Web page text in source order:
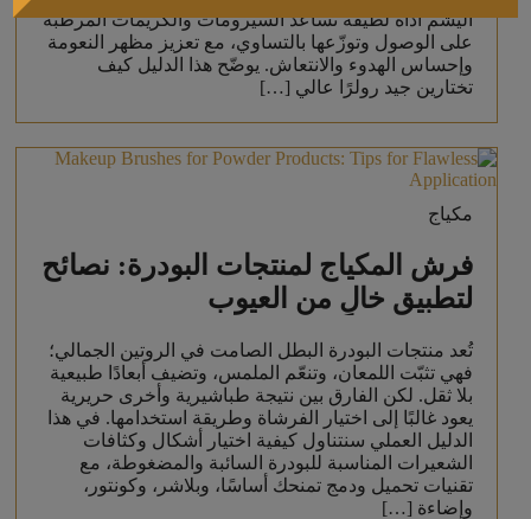
اليشم أداة لطيفة تساعد السيرومات والكريمات المرطبة
على الوصول وتوزّعها بالتساوي، مع تعزيز مظهر النعومة
وإحساس الهدوء والانتعاش. يوضّح هذا الدليل كيف
تختارين جيد رولرًا عالي […]
مكياج
فرش المكياج لمنتجات البودرة: نصائح
لتطبيق خالٍ من العيوب
تُعد منتجات البودرة البطل الصامت في الروتين الجمالي؛
فهي تثبّت اللمعان، وتنعّم الملمس، وتضيف أبعادًا طبيعية
بلا ثقل. لكن الفارق بين نتيجة طباشيرية وأخرى حريرية
يعود غالبًا إلى اختيار الفرشاة وطريقة استخدامها. في هذا
الدليل العملي سنتناول كيفية اختيار أشكال وكثافات
الشعيرات المناسبة للبودرة السائبة والمضغوطة، مع
تقنيات تحميل ودمج تمنحك أساسًا، وبلاشر، وكونتور،
وإضاءة […]